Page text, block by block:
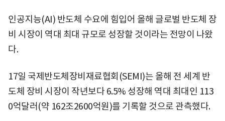
인공지능(AI) 반도체 수요에 힘입어 올해 글로벌 반도체 장
비 시장이 역대 최대 규모로 성장할 것이라는 전망이 나왔
다.
17일 국제반도체장비재료협회(SEMI)는 올해 전 세계 반
도체 장비 시장이 작년보다 6.5% 성장해 역대 최대인 113
0억달러(약 162조2600억원)를 기록할 것으로 관측했다.